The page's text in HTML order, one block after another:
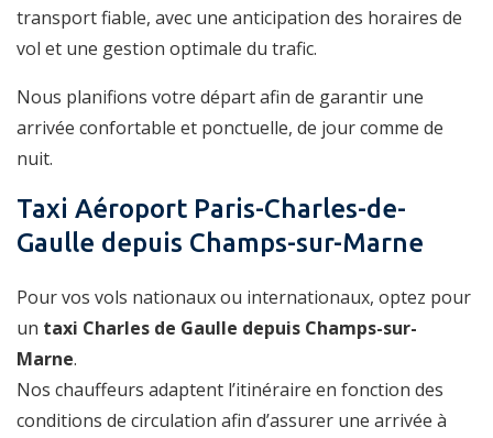
transport fiable, avec une anticipation des horaires de
vol et une gestion optimale du trafic.
Nous planifions votre départ afin de garantir une
arrivée confortable et ponctuelle, de jour comme de
nuit.
Taxi Aéroport Paris-Charles-de-
Gaulle depuis Champs-sur-Marne
Pour vos vols nationaux ou internationaux, optez pour
un taxi Charles de Gaulle depuis Champs-sur-
Marne.
Nos chauffeurs adaptent l’itinéraire en fonction des
conditions de circulation afin d’assurer une arrivée à